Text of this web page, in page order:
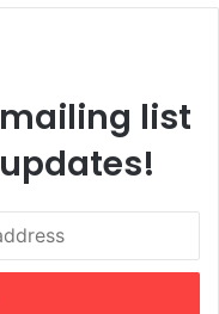
ઉમટ્યું
list